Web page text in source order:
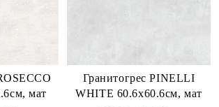
мат
Гранитогрес PINELLI
WHITE 60.6х60.6см, мат